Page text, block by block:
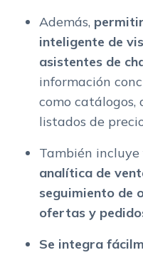
Además,
inteligente de
asistentes de
información
como catálogos,
listados de
También
analítica de
seguimiento de
ofertas y
Se integra